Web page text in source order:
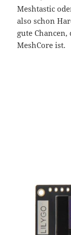
Meshtastic
also schon
gute
MeshCore ist.